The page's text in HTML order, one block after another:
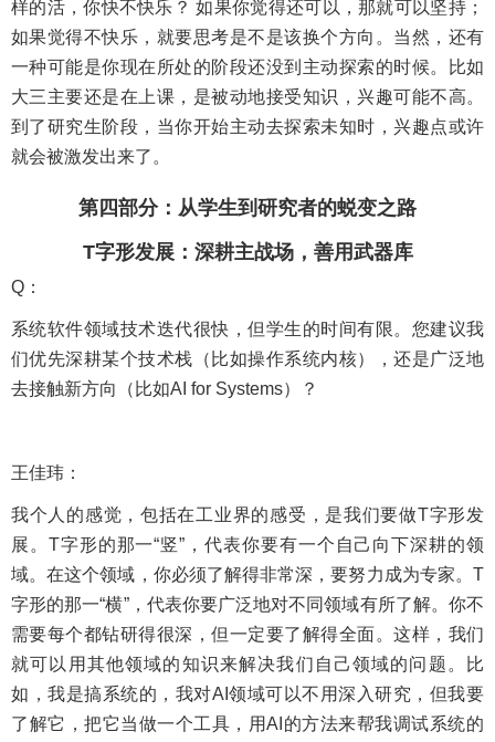
样的活，你快不快乐？ 如果你觉得还可以，那就可以坚持；
如果觉得不快乐，就要思考是不是该换个方向。当然，还有
一种可能是你现在所处的阶段还没到主动探索的时候。比如
大三主要还是在上课，是被动地接受知识，兴趣可能不高。
到了研究生阶段，当你开始主动去探索未知时，兴趣点或许
就会被激发出来了。
第四部分：从学生到研究者的蜕变之路
T字形发展：深耕主战场，善用武器库
Q：
系统软件领域技术迭代很快，但学生的时间有限。您建议我
们优先深耕某个技术栈（比如操作系统内核），还是广泛地
去接触新方向（比如AI for Systems）？
王佳玮：
我个人的感觉，包括在工业界的感受，是我们要做T字形发
展。T字形的那一“竖”，代表你要有一个自己向下深耕的领
域。在这个领域，你必须了解得非常深，要努力成为专家。T
字形的那一“横”，代表你要广泛地对不同领域有所了解。你不
需要每个都钻研得很深，但一定要了解得全面。这样，我们
就可以用其他领域的知识来解决我们自己领域的问题。比
如，我是搞系统的，我对AI领域可以不用深入研究，但我要
了解它，把它当做一个工具，用AI的方法来帮我调试系统的